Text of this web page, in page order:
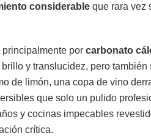
considerable que rara vez
principalmente por carbonato
y translucidez, pero también
de limón, una copa de vino
que solo un pulido
y cocinas impecables
crítica.